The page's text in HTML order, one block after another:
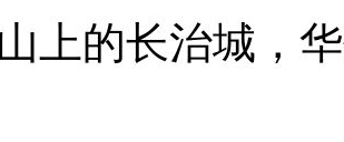
上的长治城，